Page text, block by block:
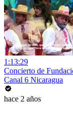
1:13:29
Concierto de
Canal 6 Nicaragua
hace 2 años